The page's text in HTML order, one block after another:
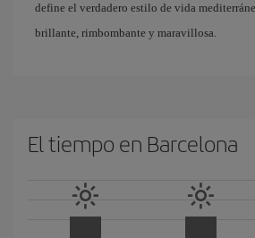
define el verdadero estilo de vida
brillante, rimbombante y maravillosa.
El tiempo en Barcelona